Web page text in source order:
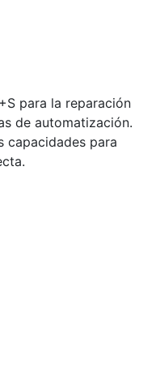
para la reparación
de automatización.
capacidades para